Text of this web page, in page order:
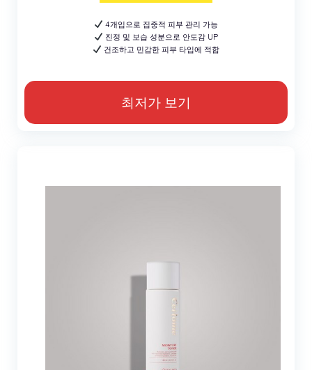
4개입으로 집중적 피부 관리 가능
진정 및 보습 성분으로 안도감 UP
건조하고 민감한 피부 타입에 적합
최저가 보기